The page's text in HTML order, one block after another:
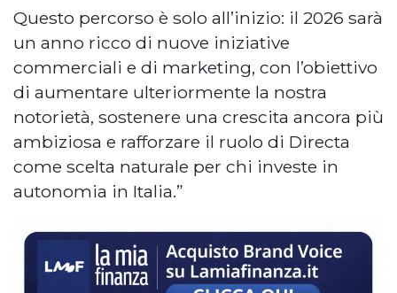
Questo percorso è solo all’inizio: il 2026 sarà
un anno ricco di nuove iniziative
commerciali e di marketing, con l’obiettivo
di aumentare ulteriormente la nostra
notorietà, sostenere una crescita ancora più
ambiziosa e rafforzare il ruolo di Directa
come scelta naturale per chi investe in
autonomia in Italia.”